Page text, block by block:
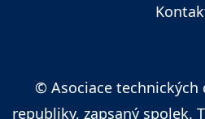
© Asociace technických
republiky, zapsaný spolek.